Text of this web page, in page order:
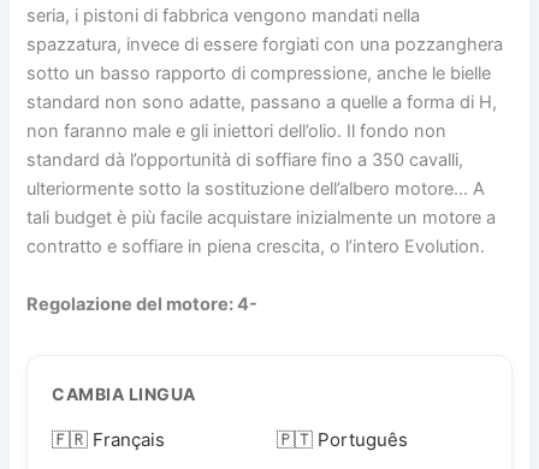
seria, i pistoni di fabbrica vengono mandati nella
spazzatura, invece di essere forgiati con una pozzanghera
sotto un basso rapporto di compressione, anche le bielle
standard non sono adatte, passano a quelle a forma di H,
non faranno male e gli iniettori dell’olio. Il fondo non
standard dà l’opportunità di soffiare fino a 350 cavalli,
ulteriormente sotto la sostituzione dell’albero motore… A
tali budget è più facile acquistare inizialmente un motore a
contratto e soffiare in piena crescita, o l’intero Evolution.
Regolazione del motore: 4-
CAMBIA LINGUA
🇫🇷 Français
🇵🇹 Português